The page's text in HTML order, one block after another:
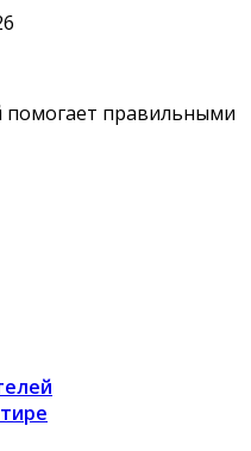
помогает правильными